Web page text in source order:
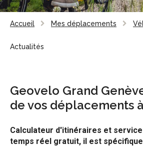
Accueil Mes déplacements
Actualités
Geovelo Grand
de vos déplacements
Calculateur d'itinéraires et
temps réel gratuit, il est